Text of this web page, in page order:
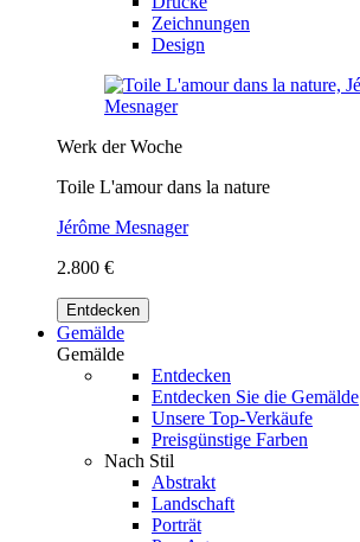
Zeichnungen
Design
Werk der Woche
Toile L'amour dans la nature
Jérôme Mesnager
2.800 €
Entdecken
Gemälde
Gemälde
Entdecken
Entdecken Sie die Gemälde
Unsere Top-Verkäufe
Preisgünstige Farben
Nach Stil
Abstrakt
Landschaft
Porträt